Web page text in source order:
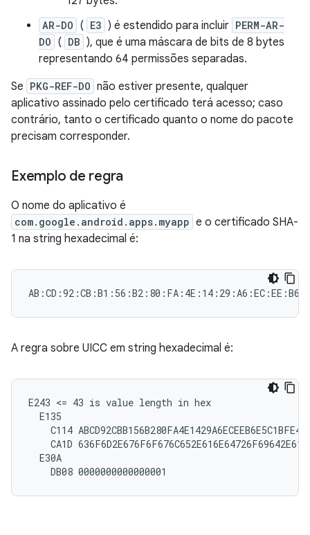
AR-DO ( E3 ) é estendido para incluir PERM-AR-
DO ( DB ), que é uma máscara de bits de 8 bytes
representando 64 permissões separadas.
Se PKG-REF-DO não estiver presente, qualquer
aplicativo assinado pelo certificado terá acesso; caso
contrário, tanto o certificado quanto o nome do pacote
precisam corresponder.
Exemplo de regra
O nome do aplicativo é
com.google.android.apps.myapp e o certificado SHA-
1 na string hexadecimal é:
A regra sobre UICC em string hexadecimal é:
E243 <= 43 is value length in hex
  E135
    C114 ABCD92CBB156B280FA4E1429A6ECEEB6E5C1BFE4
CA1D
  E30A